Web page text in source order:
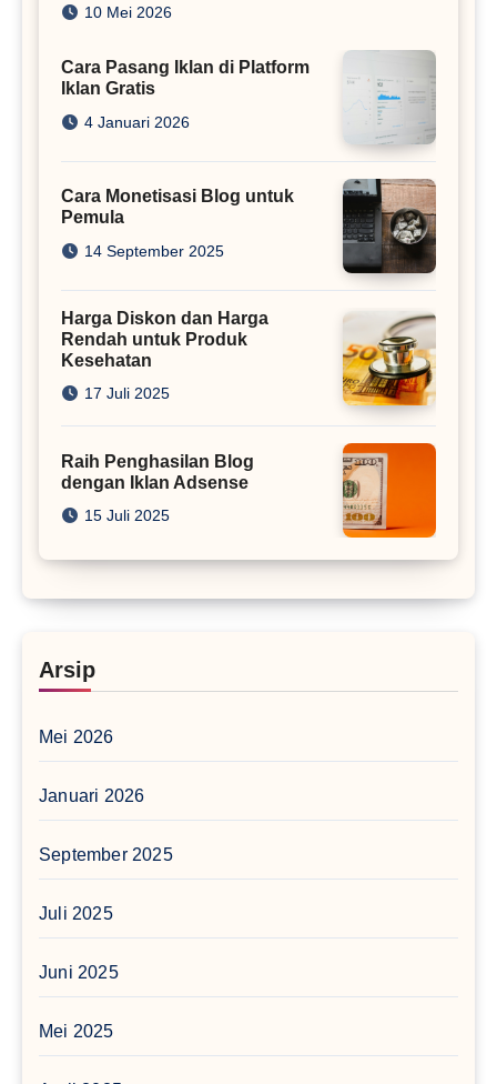
10 Mei 2026
Cara Pasang Iklan di Platform
Iklan Gratis
4 Januari 2026
Cara Monetisasi Blog untuk
Pemula
14 September 2025
Harga Diskon dan Harga
Rendah untuk Produk
Kesehatan
17 Juli 2025
Raih Penghasilan Blog
dengan Iklan Adsense
15 Juli 2025
Arsip
Mei 2026
Januari 2026
September 2025
Juli 2025
Juni 2025
Mei 2025